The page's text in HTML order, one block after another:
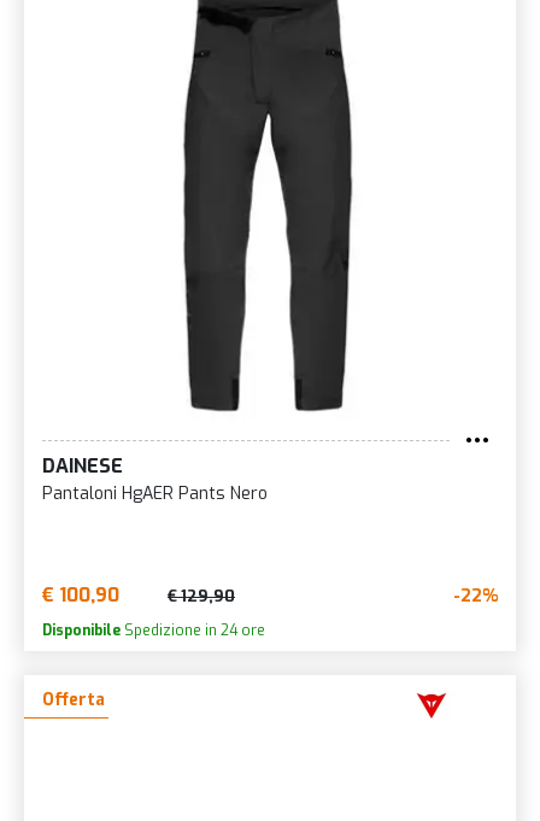
DAINESE
Pantaloni HgAER Pants Nero
€ 100,90 € 129,90 -22%
Disponibile Spedizione in 24 ore
Offerta